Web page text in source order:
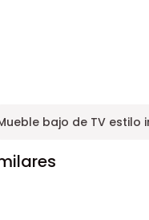
bajo de TV estilo